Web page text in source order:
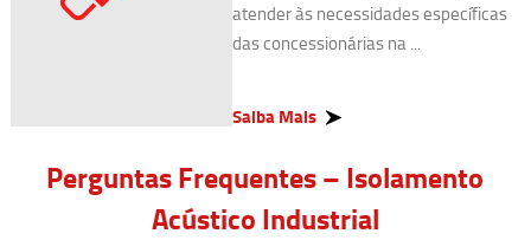
atender às necessidades específicas
das concessionárias na ...
Saiba Mais
Perguntas Frequentes – Isolamento
Acústico Industrial